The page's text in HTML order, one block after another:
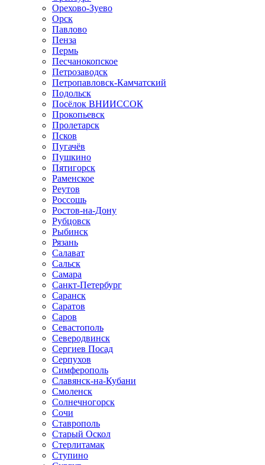
Орехово-Зуево
Орск
Павлово
Пенза
Пермь
Песчанокопское
Петрозаводск
Петропавловск-Камчатский
Подольск
Посёлок ВНИИССОК
Прокопьевск
Пролетарск
Псков
Пугачёв
Пушкино
Пятигорск
Раменское
Реутов
Россошь
Ростов-на-Дону
Рубцовск
Рыбинск
Рязань
Салават
Сальск
Самара
Санкт-Петербург
Саранск
Саратов
Саров
Севастополь
Северодвинск
Сергиев Посад
Серпухов
Симферополь
Славянск-на-Кубани
Смоленск
Солнечногорск
Сочи
Ставрополь
Старый Оскол
Стерлитамак
Ступино